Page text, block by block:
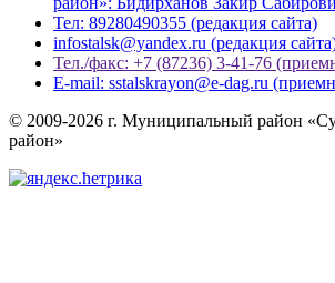
Тел: 89280490355 (редакция сайта)
infostalsk@yandex.ru (редакция
Тел./факс: +7 (87236) 3-41-76
E-mail: sstalskrayon@e-dag.ru
© 2009-2026 г. Муниципальный район
район»